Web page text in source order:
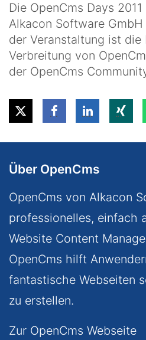
Die OpenCms Days
Alkacon Software
der Veranstaltung ist die
Verbreitung von
der OpenCms
Über OpenCms
OpenCms von Alkacon
professionelles, einfach
Website Content
OpenCms hilft
fantastische Webseiten
zu erstellen.
Zur OpenCms Webseite